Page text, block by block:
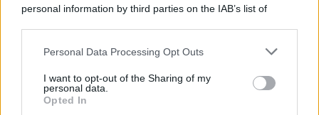
personal information by third parties on the IAB’s list of
This information may also be disclosed by us to third parties
disclose it to other third parties.
Personal Data Processing Opt Outs
I want to opt-out of the Sharing of my
personal data.
Opted In
PREFERENZE PRIVACY